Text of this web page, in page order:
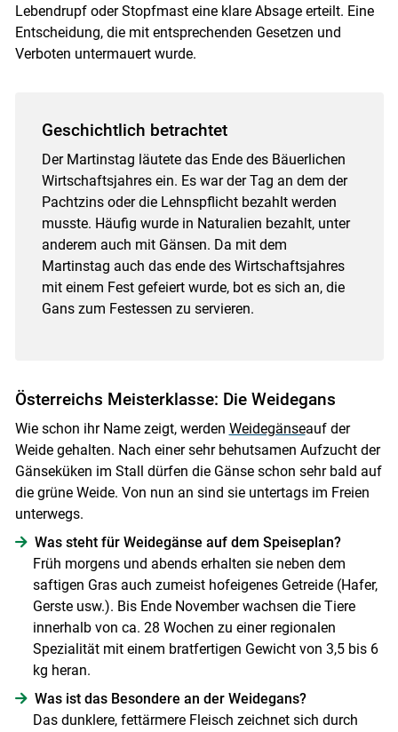
Lebendrupf oder Stopfmast eine klare Absage erteilt. Eine
Entscheidung, die mit entsprechenden Gesetzen und
Verboten untermauert wurde.
Geschichtlich betrachtet
Der Martinstag läutete das Ende des Bäuerlichen
Wirtschaftsjahres ein. Es war der Tag an dem der
Pachtzins oder die Lehnspflicht bezahlt werden
musste. Häufig wurde in Naturalien bezahlt, unter
anderem auch mit Gänsen. Da mit dem
Martinstag auch das ende des Wirtschaftsjahres
mit einem Fest gefeiert wurde, bot es sich an, die
Gans zum Festessen zu servieren.
Österreichs Meisterklasse: Die Weidegans
Wie schon ihr Name zeigt, werden Weidegänseauf der
Weide gehalten. Nach einer sehr behutsamen Aufzucht der
Gänseküken im Stall dürfen die Gänse schon sehr bald auf
die grüne Weide. Von nun an sind sie untertags im Freien
unterwegs.
Was steht für Weidegänse auf dem Speiseplan?
Früh morgens und abends erhalten sie neben dem
saftigen Gras auch zumeist hofeigenes Getreide (Hafer,
Gerste usw.). Bis Ende November wachsen die Tiere
innerhalb von ca. 28 Wochen zu einer regionalen
Spezialität mit einem bratfertigen Gewicht von 3,5 bis 6
kg heran.
Was ist das Besondere an der Weidegans?
Das dunklere, fettärmere Fleisch zeichnet sich durch